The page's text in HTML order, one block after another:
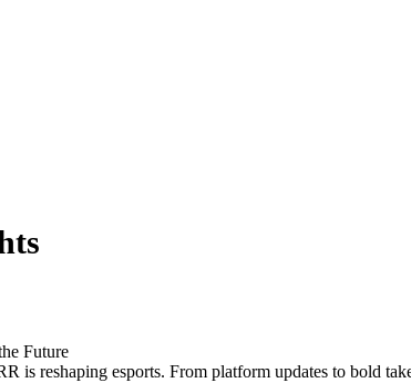
Future
is reshaping esports. From platform updates to bold